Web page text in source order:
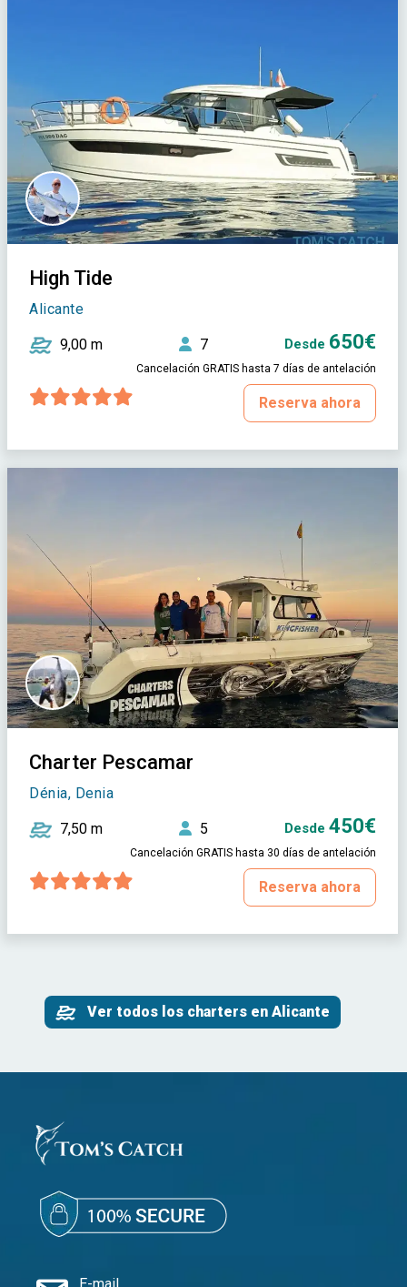
High Tide
Alicante
9,00 m 7 Desde 650€
Cancelación GRATIS hasta 7 días de antelación
Reserva ahora
Charter Pescamar
Dénia, Denia
7,50 m 5 Desde 450€
Cancelación GRATIS hasta 30 días de antelación
Reserva ahora
Ver todos los charters en Alicante